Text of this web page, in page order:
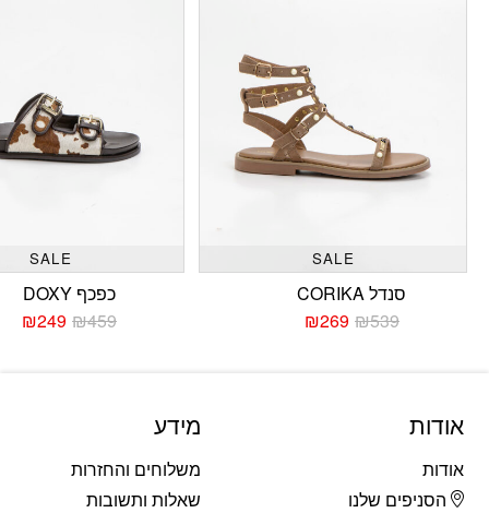
SALE
סנדל CORIKA
₪539
המחיר
₪269המחיר
SALE
כפכף DOXY
₪459
₪249
אודות
אודות
הסניפים שלנו
מידע
משלוחים והחזרות
שאלות ותשובות